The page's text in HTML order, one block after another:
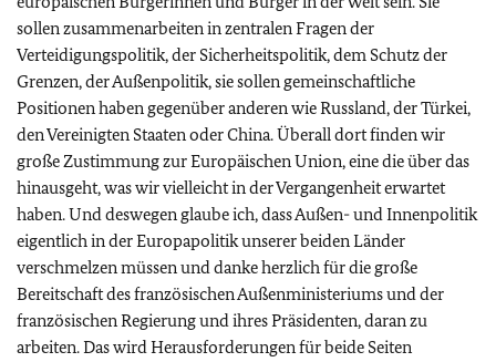
sollen zusammenarbeiten in zentralen Fragen der
Verteidigungspolitik, der Sicherheitspolitik, dem Schutz der
Grenzen, der Außenpolitik, sie sollen gemeinschaftliche
Positionen haben gegenüber anderen wie Russland, der Türkei,
den Vereinigten Staaten oder China. Überall dort finden wir
große Zustimmung zur Europäischen Union, eine die über das
hinausgeht, was wir vielleicht in der Vergangenheit erwartet
haben. Und deswegen glaube ich, dass Außen- und Innenpolitik
eigentlich in der Europapolitik unserer beiden Länder
verschmelzen müssen und danke herzlich für die große
Bereitschaft des französischen Außenministeriums und der
französischen Regierung und ihres Präsidenten, daran zu
arbeiten. Das wird Herausforderungen für beide Seiten